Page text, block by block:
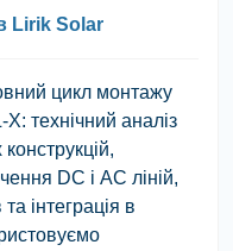
Lirik Solar
цикл монтажу
технічний аналіз
DC і AC ліній,
інтеграція в